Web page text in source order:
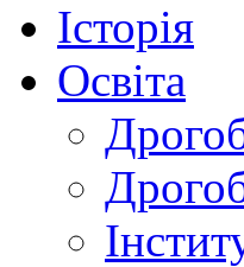
Історія
Освіта